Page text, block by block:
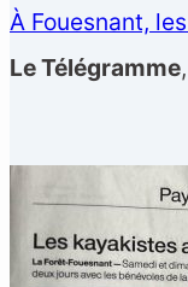
À Fouesnant,
Le Télégramme